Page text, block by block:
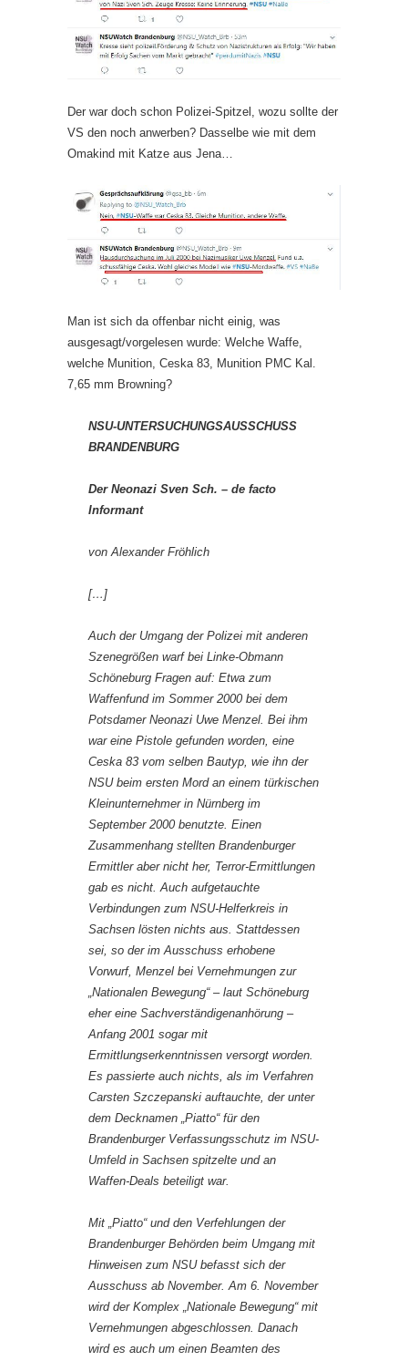
Der war doch schon Polizei-Spitzel, wozu sollte der
VS den noch anwerben? Dasselbe wie mit dem
Omakind mit Katze aus Jena…
Man ist sich da offenbar nicht einig, was
ausgesagt/vorgelesen wurde: Welche Waffe,
welche Munition, Ceska 83, Munition PMC Kal.
7,65 mm Browning?
NSU-UNTERSUCHUNGSAUSSCHUSS
BRANDENBURG
Der Neonazi Sven Sch. – de facto
Informant
von Alexander Fröhlich
[…]
Auch der Umgang der Polizei mit anderen
Szenegrößen warf bei Linke-Obmann
Schöneburg Fragen auf: Etwa zum
Waffenfund im Sommer 2000 bei dem
Potsdamer Neonazi Uwe Menzel. Bei ihm
war eine Pistole gefunden worden, eine
Ceska 83 vom selben Bautyp, wie ihn der
NSU beim ersten Mord an einem türkischen
Kleinunternehmer in Nürnberg im
September 2000 benutzte. Einen
Zusammenhang stellten Brandenburger
Ermittler aber nicht her, Terror-Ermittlungen
gab es nicht. Auch aufgetauchte
Verbindungen zum NSU-Helferkreis in
Sachsen lösten nichts aus. Stattdessen
sei, so der im Ausschuss erhobene
Vorwurf, Menzel bei Vernehmungen zur
„Nationalen Bewegung“ – laut Schöneburg
eher eine Sachverständigenanhörung –
Anfang 2001 sogar mit
Ermittlungserkenntnissen versorgt worden.
Es passierte auch nichts, als im Verfahren
Carsten Szczepanski auftauchte, der unter
dem Decknamen „Piatto“ für den
Brandenburger Verfassungsschutz im NSU-
Umfeld in Sachsen spitzelte und an
Waffen-Deals beteiligt war.
Mit „Piatto“ und den Verfehlungen der
Brandenburger Behörden beim Umgang mit
Hinweisen zum NSU befasst sich der
Ausschuss ab November. Am 6. November
wird der Komplex „Nationale Bewegung“ mit
Vernehmungen abgeschlossen. Danach
wird es auch um einen Beamten des